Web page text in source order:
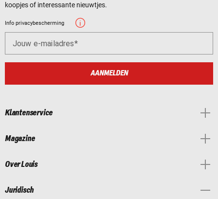
koopjes of interessante nieuwtjes.
Info privacybescherming
Jouw e-mailadres
AANMELDEN
Klantenservice
Magazine
Over Louis
Juridisch